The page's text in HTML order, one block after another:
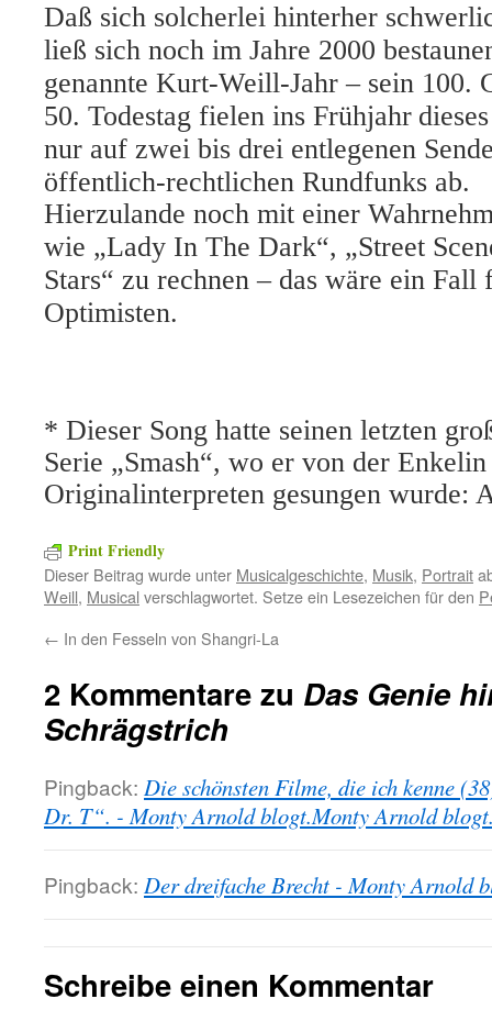
Daß sich solcherlei hinterher
ließ sich noch im Jahre 2000
genannte Kurt-Weill-Jahr – sein 100.
50. Todestag fielen ins Frühjahr
nur auf zwei bis drei entlegenen
öffentlich-rechtlichen Rundfunks ab.
Hierzulande noch mit einer
wie „Lady In The Dark“, „Street
Stars“ zu rechnen – das wäre ein Fall
Optimisten.
* Dieser Song hatte seinen letzten
Serie „Smash“, wo er von der Enkelin
Originalinterpreten gesungen wurde:
Print Friendly
Dieser Beitrag wurde unter Musicalgeschichte, Musik, Portrait
Weill, Musical verschlagwortet. Setze ein Lesezeichen für den
← In den Fesseln von Shangri-La
2 Kommentare zu Das Genie
Schrägstrich
Pingback: Die schönsten Filme, die ich kenne
Dr. T“. - Monty Arnold blogt.Monty Arnold
Pingback: Der dreifache Brecht - Monty Arnold
Schreibe einen Kommentar